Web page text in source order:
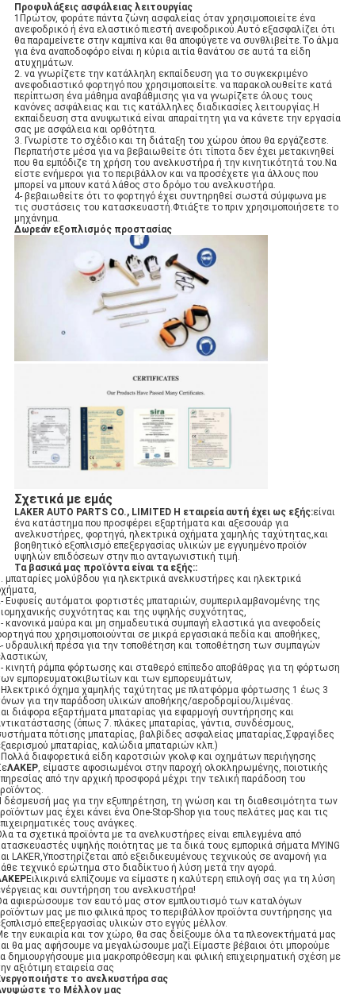
Προφυλάξεις ασφάλειας λειτουργίας
1Πρώτον, φοράτε πάντα ζώνη ασφαλείας όταν χρησιμοποιείτε ένα
ανεφοδρικό ή ένα ελαστικό πιεστή ανεφοδρικού.Αυτό εξασφαλίζει ότι
θα παραμείνετε στην καμπίνα και θα αποφύγετε να συνθλιβείτε.Το άλμα
για ένα αναποδοφόρο είναι η κύρια αιτία θανάτου σε αυτά τα είδη
ατυχημάτων.
2. να γνωρίζετε την κατάλληλη εκπαίδευση για το συγκεκριμένο
ανεφοδιαστικό φορτηγό που χρησιμοποιείτε. να παρακολουθείτε κατά
περίπτωση ένα μάθημα αναβάθμισης για να γνωρίζετε όλους τους
κανόνες ασφάλειας και τις κατάλληλες διαδικασίες λειτουργίας.Η
εκπαίδευση στα ανυψωτικά είναι απαραίτητη για να κάνετε την εργασία
σας με ασφάλεια και ορθότητα.
3. Γνωρίστε το σχέδιο και τη διάταξη του χώρου όπου θα εργάζεστε.
Περπατήστε μέσα για να βεβαιωθείτε ότι τίποτα δεν έχει μετακινηθεί
που θα εμπόδιζε τη χρήση του ανελκυστήρα ή την κινητικότητά του.Να
είστε ενήμεροι για το περιβάλλον και να προσέχετε για άλλους που
μπορεί να μπουν κατά λάθος στο δρόμο του ανελκυστήρα.
4- βεβαιωθείτε ότι το φορτηγό έχει συντηρηθεί σωστά σύμφωνα με
τις συστάσεις του κατασκευαστή.Φτιάξτε το πριν χρησιμοποιήσετε το
μηχάνημα.
Δωρεάν εξοπλισμός προστασίας
Σχετικά με εμάς
LAKER AUTO PARTS CO., LIMITED Η εταιρεία αυτή έχει ως εξής:είναι
ένα κατάστημα που προσφέρει εξαρτήματα και αξεσουάρ για
ανελκυστήρες, φορτηγά, ηλεκτρικά οχήματα χαμηλής ταχύτητας,και
βοηθητικό εξοπλισμό επεξεργασίας υλικών με εγγυημένο προϊόν
υψηλών επιδόσεων στην πιο ανταγωνιστική τιμή.
Τα βασικά μας προϊόντα είναι τα εξής::
μπαταρίες μολύβδου για ηλεκτρικά ανελκυστήρες και ηλεκτρικά
Ευφυείς αυτόματοι φορτιστές μπαταριών, συμπεριλαμβανομένης της
συχνότητας και της υψηλής συχνότητας,
κανονικά μαύρα και μη σημαδευτικά συμπαγή ελαστικά για ανεφοδείς
που χρησιμοποιούνται σε μικρά εργασιακά πεδία και αποθήκες,
υδραυλική πρέσα για την τοποθέτηση και τοποθέτηση των συμπαγών
κινητή ράμπα φόρτωσης και σταθερό επίπεδο αποβάθρας για τη φόρτωση
εμπορευματοκιβωτίων και των εμπορευμάτων,
όχημα χαμηλής ταχύτητας με πλατφόρμα φόρτωσης 1 έως 3
για την παράδοση υλικών αποθήκης/αεροδρομίου/λιμένας.
διάφορα εξαρτήματα μπαταρίας για εφαρμογή συντήρησης και
(όπως 7. πλάκες μπαταρίας, γάντια, συνδέσμους,
πότισης μπαταρίας, βαλβίδες ασφαλείας μπαταρίας,Σφραγίδες
μπαταρίας, καλώδια μπαταριών κλπ.)
διαφορετικά είδη καροτσιών γκολφ και οχημάτων περιήγησης
ΛΑΚΕΡ, είμαστε αφοσιωμένοι στην παροχή ολοκληρωμένης, ποιοτικής
από την αρχική προσφορά μέχρι την τελική παράδοση του
δέσμευσή μας για την εξυπηρέτηση, τη γνώση και τη διαθεσιμότητα των
μας έχει κάνει ένα One-Stop-Shop για τους πελάτες μας και τις
τους ανάγκες.
τα σχετικά προϊόντα με τα ανελκυστήρες είναι επιλεγμένα από
υψηλής ποιότητας με τα δικά τους εμπορικά σήματα MYING
LAKER,Υποστηρίζεται από εξειδικευμένους τεχνικούς σε αναμονή για
τεχνικό ερώτημα στο διαδίκτυο ή λύση μετά την αγορά.
Ειλικρινά ελπίζουμε να είμαστε η καλύτερη επιλογή σας για τη λύση
και συντήρηση του ανελκυστήρα!
αφιερώσουμε τον εαυτό μας στον εμπλουτισμό των καταλόγων
μας με πιο φιλικά προς το περιβάλλον προϊόντα συντήρησης για
επεξεργασίας υλικών στο εγγύς μέλλον.
την ευκαιρία και τον χώρο, θα σας δείξουμε όλα τα πλεονεκτήματά μας
θα μας αφήσουμε να μεγαλώσουμε μαζί.Είμαστε βέβαιοι ότι μπορούμε
δημιουργήσουμε μια μακροπρόθεσμη και φιλική επιχειρηματική σχέση με
αξιότιμη εταιρεία σας
το ανελκυστήρα σας
το Μέλλον μας